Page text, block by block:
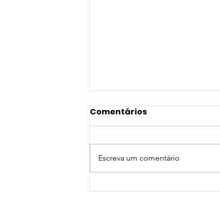
NOVA PARCERIA DE
Comentários
Escreva um comentário